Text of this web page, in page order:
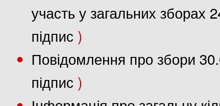
участь у загальних
підпис )
Повідомлення про збори
підпис )